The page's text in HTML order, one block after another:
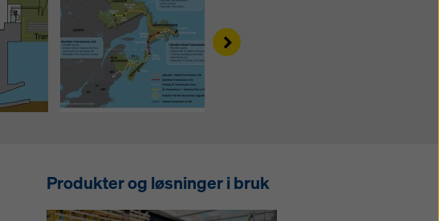
Right
Produkter og løsninger i bruk